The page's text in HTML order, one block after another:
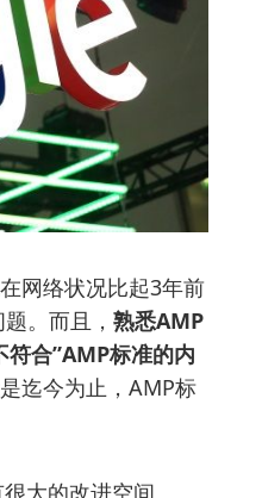
网络状况比起3年前
。而且， 熟悉AMP
合”AMP标准的内
迄今为止，AMP标
大的改进空间。